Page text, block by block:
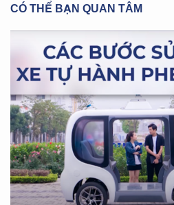
CÓ THỂ BẠN QUAN TÂM